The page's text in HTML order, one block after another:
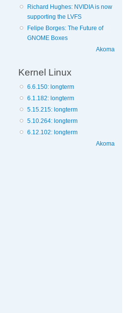
Richard Hughes: NVIDIA is now
supporting the LVFS
Felipe Borges: The Future of
GNOME Boxes
Akoma
Kernel Linux
6.6.150: longterm
6.1.182: longterm
5.15.215: longterm
5.10.264: longterm
6.12.102: longterm
Akoma